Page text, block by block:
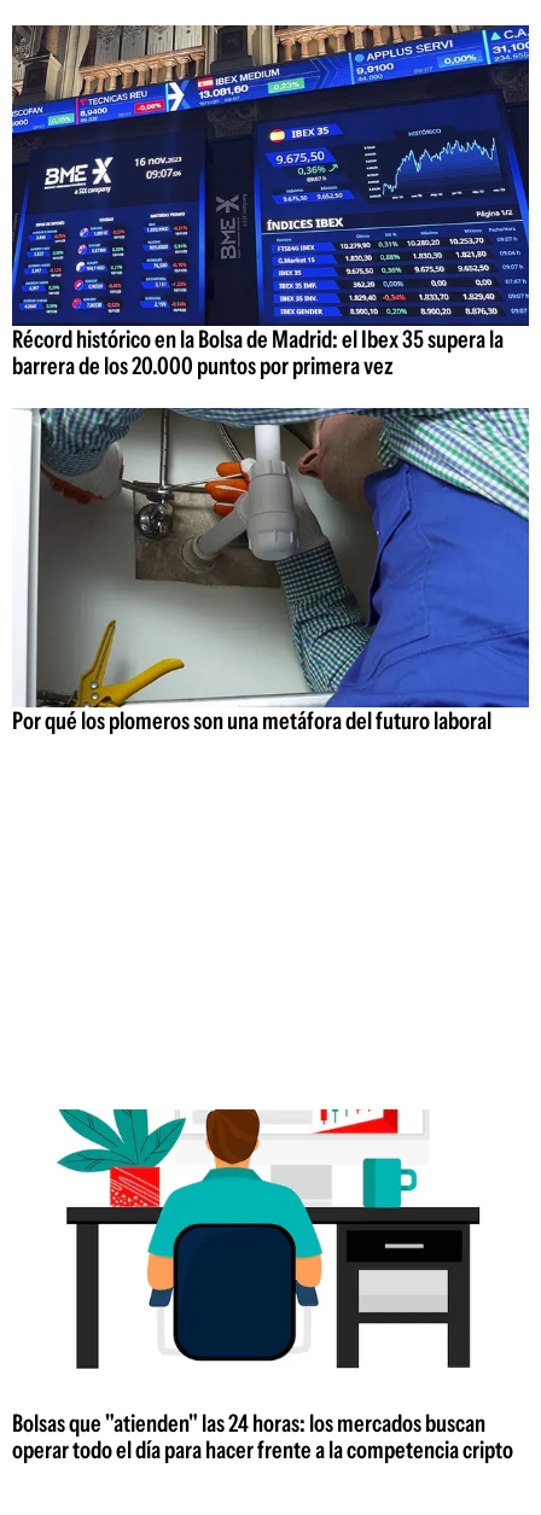
Récord histórico en la Bolsa de Madrid: el Ibex 35 supera la
barrera de los 20.000 puntos por primera vez
Por qué los plomeros son una metáfora del futuro laboral
Bolsas que "atienden" las 24 horas: los mercados buscan
operar todo el día para hacer frente a la competencia cripto